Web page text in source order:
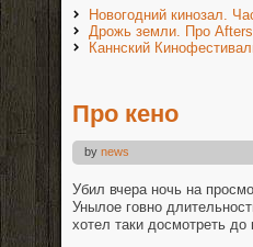
Новогодний кинозал.
Дрожь земли. Про
Каннский
Про кено
by news
Убил вчера ночь на
Унылое говно
хотел таки досмотреть до